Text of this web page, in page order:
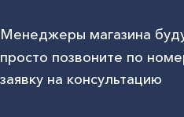
Менеджеры магазина
просто позвоните по
заявку на консультацию